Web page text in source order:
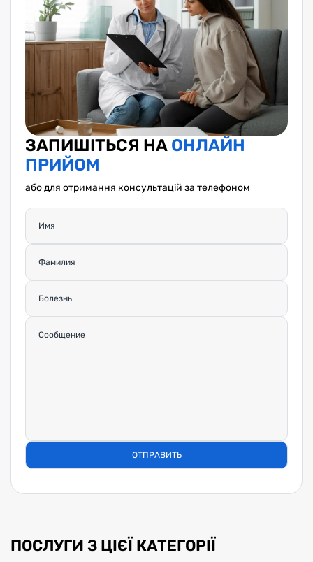
ЗАПИШІТЬСЯ НА ОНЛАЙН
ПРИЙОМ
або для отримання консультацій за телефоном
ПОСЛУГИ З ЦІЄЇ КАТЕГОРІЇ